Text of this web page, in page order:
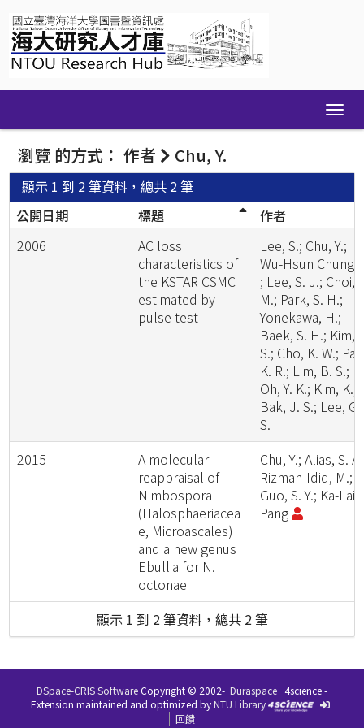
navigation
瀏覽 的方式： 作者 Chu, Y.
顯示 1 到 2 筆資料，總共 2 筆
公開日期
標題
作者
2006
AC loss
characteristics of
the KSTAR CSMC
estimated by
pulse test
Lee, S.; Chu, Y.;
Wu-Hsun Chung
; Lee, S. J.; Choi,
M.; Park, S. H.;
Yonekawa, H.;
Baek, S. H.; Kim,
S.; Cho, K. W.;
K. R.; Lim, B. S.;
Oh, Y. K.; Kim, K.;
Bak, J. S.; Lee, G.
S.
2015
A molecular
reappraisal of
Nimbospora
(Halosphaeriacea
e, Microascales)
and a new genus
Ebullia for N.
octonae
Chu, Y.; Alias, S.
Rizman-Idid, M.;
Guo, S. Y.; Ka-Lai
Pang
顯示 1 到 2 筆資料，總共 2 筆
DSpace-CRIS SoftwareCopyright © 2002- Duraspace 4science -
Extension maintained and optimized byNTU Library
回饋